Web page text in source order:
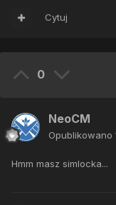
Cytuj
0
NeoCM
Opublikowano
Hmm masz simlocka...